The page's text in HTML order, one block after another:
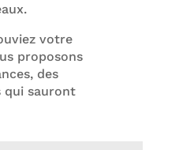
votre
proposons
des
qui sauront